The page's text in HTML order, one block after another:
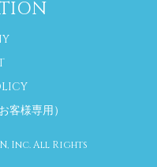
客様専用）
Inc. All Rights